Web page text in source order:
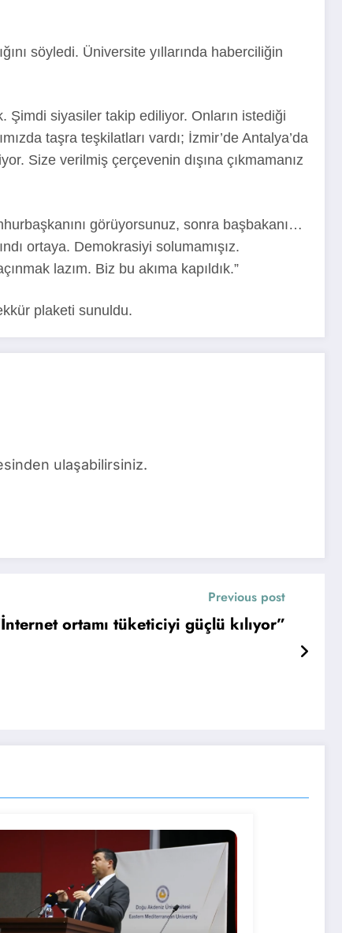
söyledi. Üniversite yıllarında haberciliğin
Şimdi siyasiler takip ediliyor. Onların istediği
taşra teşkilatları vardı; İzmir’de Antalya’da
Size verilmiş çerçevenin dışına çıkmamanız
görüyorsunuz, sonra başbakanı…
ortaya. Demokrasiyi solumamışız.
lazım. Biz bu akıma kapıldık.”
plaketi sunuldu.
ulaşabilirsiniz.
Previous post
ortamı tüketiciyi güçlü kılıyor”